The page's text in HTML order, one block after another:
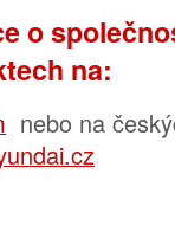
o
na:
nebo na